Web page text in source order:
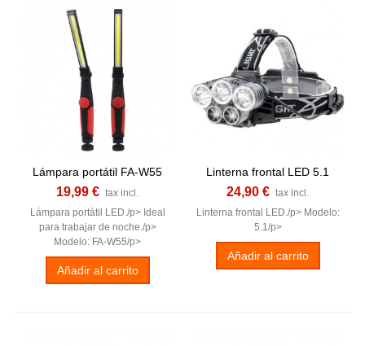
Lámpara portátil FA-W55
19,99 € tax incl.
Lámpara portátil LED./p> Ideal
para trabajar de noche./p>
Modelo: FA-W55/p>
Añadir al carrito
Linterna frontal LED 5.1
24,90 € tax incl.
Linterna frontal LED./p> Modelo:
5.1/p>
Añadir al carrito